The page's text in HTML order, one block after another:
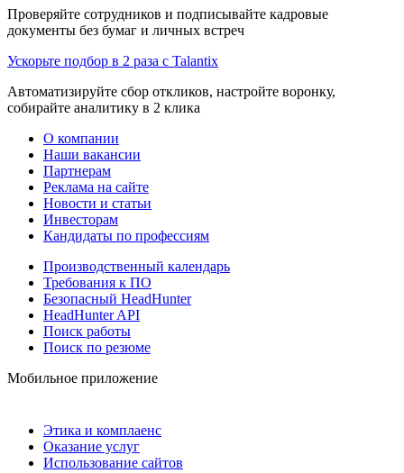
Проверяйте сотрудников и подписывайте кадровые
документы без бумаг и личных встреч
Ускорьте подбор в 2 раза с Talantix
Автоматизируйте сбор откликов, настройте воронку,
собирайте аналитику в 2 клика
О компании
Наши вакансии
Партнерам
Реклама на сайте
Новости и статьи
Инвесторам
Кандидаты по профессиям
Производственный календарь
Требования к ПО
Безопасный HeadHunter
HeadHunter API
Поиск работы
Поиск по резюме
Мобильное приложение
Этика и комплаенс
Оказание услуг
Использование сайтов